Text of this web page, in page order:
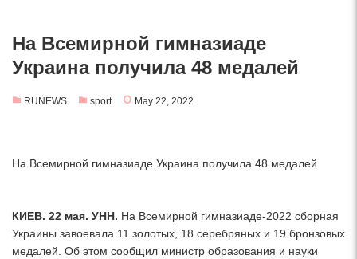
На Всемирной гимназиаде
Украина получила 48 медалей
RUNEWS sport May 22, 2022
На Всемирной гимназиаде Украина получила 48 медалей
КИЕВ. 22 мая. УНН. На Всемирной гимназиаде-2022 сборная
Украины завоевала 11 золотых, 18 серебряных и 19 бронзовых
медалей. Об этом сообщил министр образования и науки